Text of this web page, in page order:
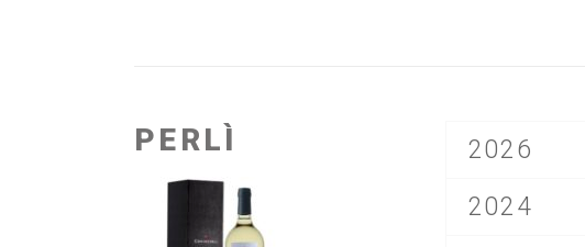
PERLÌ
2026
2024